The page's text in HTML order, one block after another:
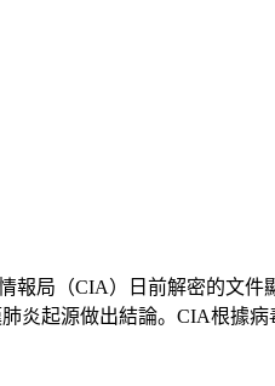
報局（CIA）日前解密的文
炎起源做出結論。CIA根據